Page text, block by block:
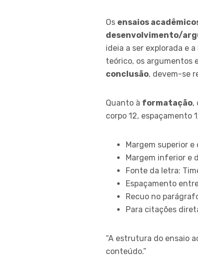
Os ensaios
desenvolvimento/
ideia a ser explorada e
teórico, os argumentos
conclusão, devem-se
Quanto à formatação,
corpo 12, espaçamento
Margem superior e
Margem inferior e
Fonte da letra:
Espaçamento
Recuo no
Para citações
“A estrutura do ensaio
conteúdo.”